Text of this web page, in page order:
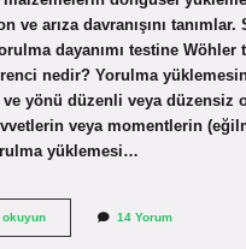
ve arıza davranışını
dayanımı testine Wöhler
nedir? Yorulma
yönü düzenli veya düzensiz
veya momentlerin
yüklemesi…
okuyunYorulma
14 Yorum